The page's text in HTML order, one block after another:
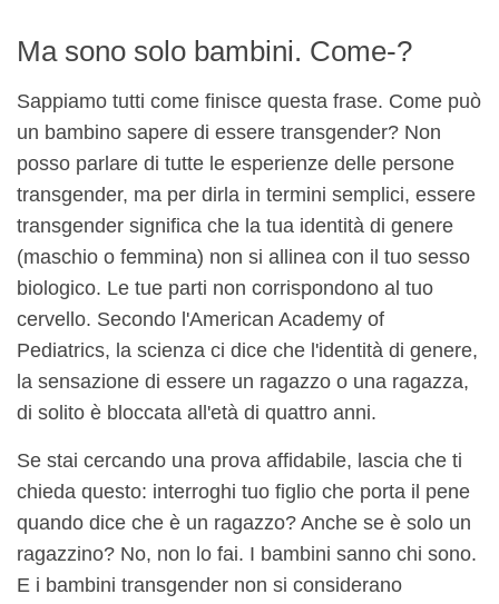
Ma sono solo bambini. Come-?
Sappiamo tutti come finisce questa frase. Come può
un bambino sapere di essere transgender? Non
posso parlare di tutte le esperienze delle persone
transgender, ma per dirla in termini semplici, essere
transgender significa che la tua identità di genere
(maschio o femmina) non si allinea con il tuo sesso
biologico. Le tue parti non corrispondono al tuo
cervello. Secondo l'American Academy of
Pediatrics, la scienza ci dice che l'identità di genere,
la sensazione di essere un ragazzo o una ragazza,
di solito è bloccata all'età di quattro anni.
Se stai cercando una prova affidabile, lascia che ti
chieda questo: interroghi tuo figlio che porta il pene
quando dice che è un ragazzo? Anche se è solo un
ragazzino? No, non lo fai. I bambini sanno chi sono.
E i bambini transgender non si considerano